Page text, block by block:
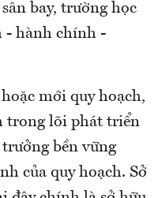
bay, trường học
- hành chính -
mới quy hoạch,
trong lõi phát triển
bền vững
của quy hoạch. Sở